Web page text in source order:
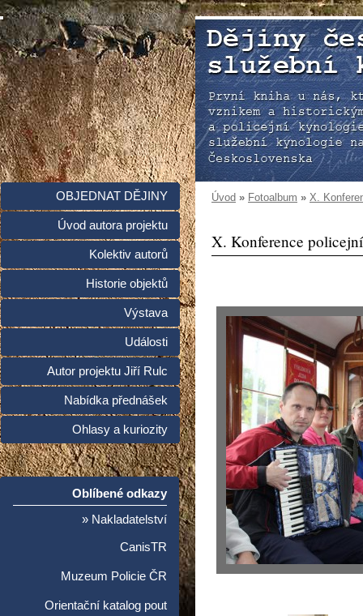
Úvod » Fotoalbum » X.
X. Konference
OBJEDNAT DĚJINY
Úvod autora projektu
Kolektiv autorů
Historie objektů
Výstava
Události
Autor projektu Jiří Rulc
Nabídka přednášek
Ohlasy a kuriozity
Oblíbené odkazy
» Nakladatelství
CanisTR
Muzeum Policie ČR
Orientační katalog pout